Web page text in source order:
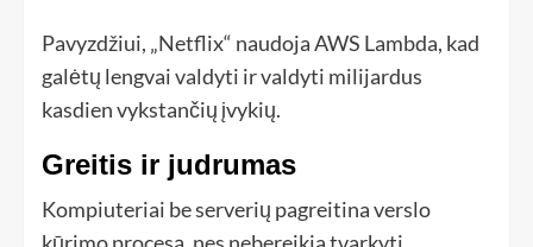
Pavyzdžiui, „Netflix“ naudoja AWS Lambda, kad
galėtų lengvai valdyti ir valdyti milijardus
kasdien vykstančių įvykių.
Greitis ir judrumas
Kompiuteriai be serverių pagreitina verslo
kūrimo procesą, nes nebereikia tvarkyti